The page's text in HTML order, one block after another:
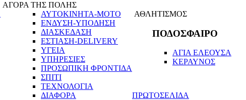
ΑΓΟΡΑ ΤΗΣ ΠΟΛΗΣ
ΑΥΤΟΚΙΝΗΤΑ-ΜΟΤΟ
ΕΝΔΥΣΗ-ΥΠΟΔΗΣΗ
ΔΙΑΣΚΕΔΑΣΗ
ΕΣΤΙΑΣΗ-DELIVERY
ΥΓΕΙΑ
ΥΠΗΡΕΣΙΕΣ
ΠΡΟΣΩΠΙΚΗ ΦΡΟΝΤΙΔΑ
ΣΠΙΤΙ
ΤΕΧΝΟΛΟΓΙΑ
ΔΙΑΦΟΡΑ
ΑΘΛΗΤΙΣΜΟΣ
ΠΟΔΟΣΦΑΙΡΟ
ΑΓΙΑ ΕΛΕΟΥΣΑ
ΚΕΡΑΥΝΟΣ
ΠΡΩΤΟΣΕΛΙΔΑ